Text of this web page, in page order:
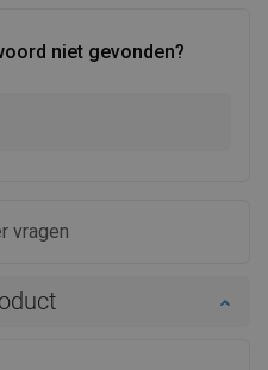
niet gevonden?
vragen